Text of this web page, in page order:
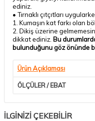
ediniz.
• Tırnaklı çıtçıtları
1. Kumaşın kat farkı olan
2. Dikiş üzerine
dikkat ediniz. Bu
bulunduğunu göz önünde
Ürün Açıklaması
ÖLÇÜLER / EBAT
İLGİNİZİ ÇEKEBİLİR